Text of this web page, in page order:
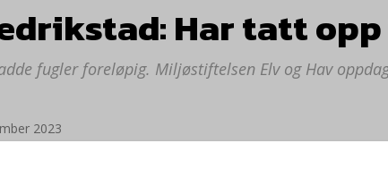
Har tatt opp
fugler foreløpig. Miljøstiftelsen Elv og Hav
2023